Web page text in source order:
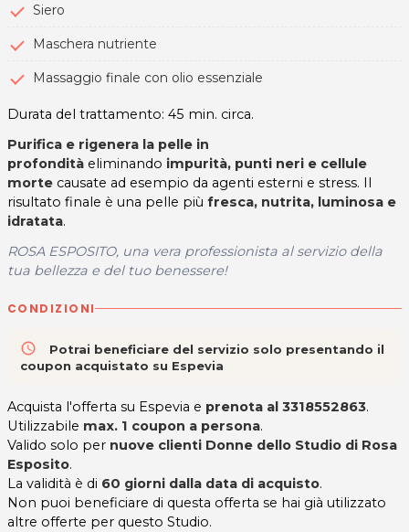
Siero
Maschera nutriente
Massaggio finale con olio essenziale
Durata del trattamento: 45 min. circa.
Purifica e rigenera la pelle in
profondità eliminando impurità, punti neri e cellule
morte causate ad esempio da agenti esterni e stress. Il
risultato finale è una pelle più fresca, nutrita, luminosa e
idratata.
ROSA ESPOSITO, una vera professionista al servizio della
tua bellezza e del tuo benessere!
CONDIZIONI
access_time
Potrai beneficiare del servizio solo presentando il
coupon acquistato su Espevia
Acquista l'offerta su Espevia e prenota al 3318552863.
Utilizzabile max. 1 coupon a persona.
Valido solo per nuove clienti Donne dello Studio di Rosa
Esposito.
La validità è di 60 giorni dalla data di acquisto.
Non puoi beneficiare di questa offerta se hai già utilizzato
altre offerte per questo Studio.